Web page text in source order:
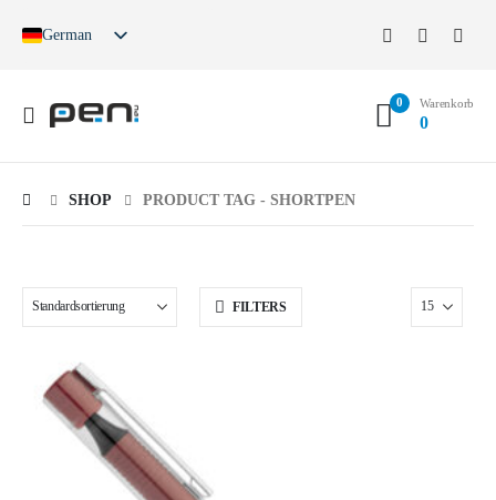
German
Spanish
0 Warenkorb
0
SHOP PRODUCT TAG - SHORTPEN
FILTERS